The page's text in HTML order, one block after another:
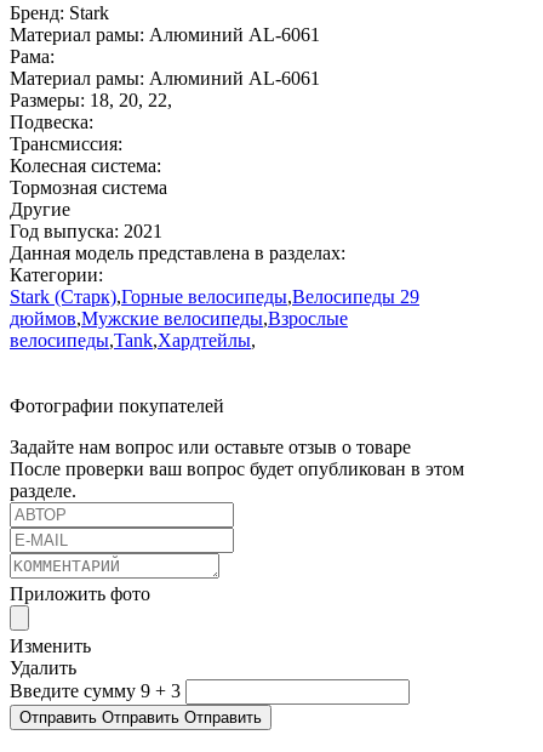
Бренд: Stark
Материал рамы: Алюминий AL-6061
Рама:
Материал рамы: Алюминий AL-6061
Размеры: 18, 20, 22,
Подвеска:
Трансмиссия:
Колесная система:
Тормозная система
Другие
Год выпуска: 2021
Данная модель представлена в разделах:
Категории:
Stark (Старк),Горные велосипеды,Велосипеды 29
дюймов,Мужские велосипеды,Взрослые
велосипеды,Tank,Хардтейлы,
Фотографии покупателей
Задайте нам вопрос или оставьте отзыв о товаре
После проверки ваш вопрос будет опубликован в этом
разделе.
Приложить фото
Изменить
Удалить
Введите сумму 9 + 3
Отправить Отправить Отправить